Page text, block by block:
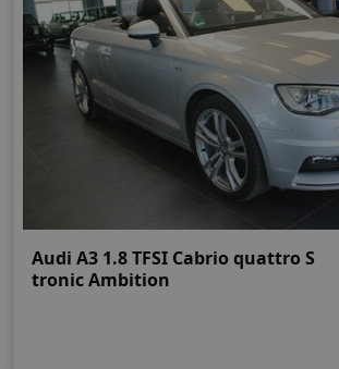
Audi A3 1.8 TFSI Cabrio quattro S
tronic Ambition